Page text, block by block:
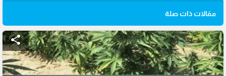
مقالات ذات صلة
share